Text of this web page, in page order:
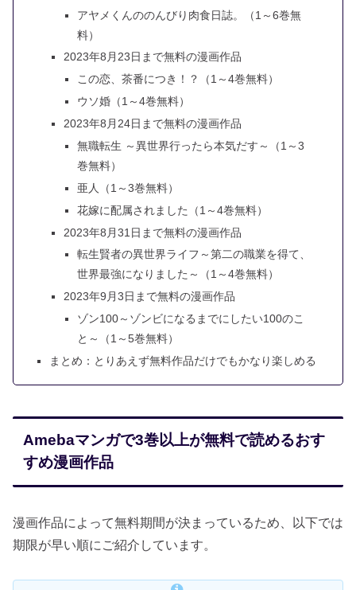
アヤメくんののんびり肉食日誌。（1～6巻無
料）
2023年8月23日まで無料の漫画作品
この恋、茶番につき！？（1～4巻無料）
ウソ婚（1～4巻無料）
2023年8月24日まで無料の漫画作品
無職転生 ～異世界行ったら本気だす～（1～3
巻無料）
亜人（1～3巻無料）
花嫁に配属されました（1～4巻無料）
2023年8月31日まで無料の漫画作品
転生賢者の異世界ライフ～第二の職業を得て、
世界最強になりました～（1～4巻無料）
2023年9月3日まで無料の漫画作品
ゾン100～ゾンビになるまでにしたい100のこ
と～（1～5巻無料）
まとめ：とりあえず無料作品だけでもかなり楽しめる
Amebaマンガで3巻以上が無料で読めるおす
すめ漫画作品
漫画作品によって無料期間が決まっているため、以下では
期限が早い順にご紹介しています。